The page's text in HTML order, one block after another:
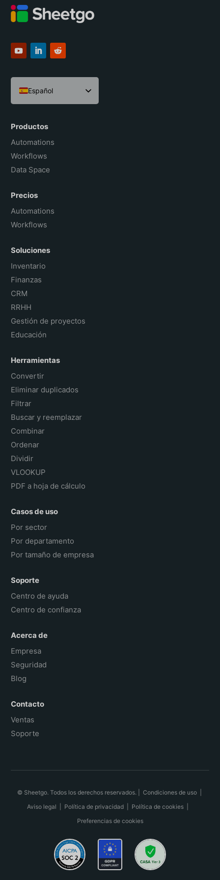
suficiente.
Español
English
Português do Brasil
Français
Productos
Automations
Workflows
Data Space
Precios
Automations
Workflows
Soluciones
Inventario
Finanzas
CRM
RRHH
Gestión de proyectos
Educación
Herramientas
Convertir
Eliminar duplicados
Filtrar
Buscar y reemplazar
Combinar
Ordenar
Dividir
VLOOKUP
PDF a hoja de cálculo
Casos de uso
Por sector
Por departamento
Por tamaño de empresa
Soporte
Centro de ayuda
Centro de confianza
Acerca de
Empresa
Seguridad
Blog
Contacto
Ventas
Soporte
© Sheetgo. Todos los derechos reservados. | Condiciones de uso|
Aviso legal
Política de privacidad Política de cookies
Preferencias de cookies